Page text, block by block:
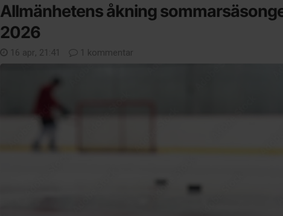
Allmänhetens åkning
2026
16 apr, 21:41 1 kommentar